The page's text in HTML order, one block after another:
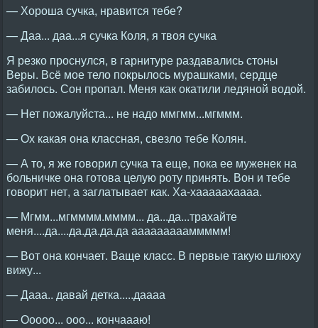
— Хороша сучка, нравится тебе?
— Даа... даа...я сучка Коля, я твоя сучка
Я резко проснулся, в гарнитуре раздавались стоны
Веры. Всё мое тело покрылось мурашками, сердце
забилось. Сон пропал. Меня как окатили ледяной водой.
— Нет пожалуйста... не надо ммгмм...мгммм.
— Ох какая она классная, свезло тебе Колян.
— А то, я же говорил сучка та еще, пока ее муженек на
больничке она готова целую роту принять. Вон и тебе
говорит нет, а заглатывает как. Ха-хааааахаааа.
— Мгмм...мгмммм.мммм... да...да...трахайте
меня....да....да.да.да.да аааааааааммммм!
— Вот она кончает. Ваще класс. В первые такую шлюху
вижу...
— Дааа.. давай детка.....даааа
— Ооооо... ооо... кончаааю!